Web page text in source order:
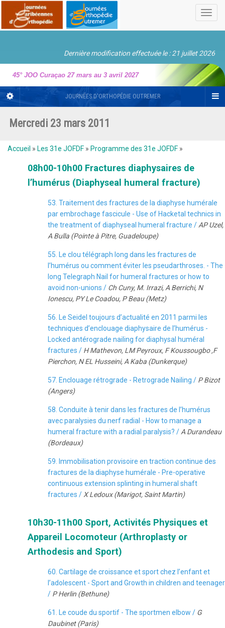
Dernière modification effectuée le : 21 juillet 2026
45° JOO Curaçao 27 mars au 3 avril 2027
JOURNÉES D'ORTHOPÉDIE OUTREMER
Mercredi 23 mars 2011
Accueil » Les 31e JOFDF » Programme des 31e JOFDF »
08h00-10h00 Fractures diaphysaires de
l’humérus (Diaphyseal humeral fracture)
53. Traitement des fractures de la diaphyse humérale
par embrochage fascicule - Use of Hacketal technics in
the treatment of diaphyseal humeral fracture / AP Uzel,
A Bulla (Pointe à Pitre, Guadeloupe)
55. Le clou télégraph long dans les fractures de
l’humérus ou comment éviter les pseudarthroses. - The
long Telegraph Nail for humeral fractures or how to
avoid non-unions / Ch Cuny, M. Irrazi, A Berrichi, N
Ionescu, PY Le Coadou, P Beau (Metz)
56. Le Seidel toujours d’actualité en 2011 parmi les
techniques d’enclouage diaphysaire de l’humérus -
Locked antérograde nailing for diaphysal huméral
fractures / H Mathevon, LM Peyroux, F Koussougbo ,F
Pierchon, N EL Husseini, A Kaba (Dunkerque)
57. Enclouage rétrograde - Retrograde Nailing / P Bizot
(Angers)
58. Conduite à tenir dans les fractures de l’humérus
avec paralysies du nerf radial - How to manage a
humeral fracture with a radial paralysis? / A Durandeau
(Bordeaux)
59. Immobilisation provisoire en traction continue des
fractures de la diaphyse humérale - Pre-operative
continuous extension splinting in humeral shaft
fractures / X Ledoux (Marigot, Saint Martin)
10h30-11h00 Sport, Activités Physiques et
Appareil Locomoteur (Arthroplasty or
Arthodesis and Sport)
60. Cartilage de croissance et sport chez l’enfant et
l’adolescent - Sport and Growth in children and teenager
/ P Herlin (Bethune)
61. Le coude du sportif - The sportmen elbow / G
Daubinet (Paris)